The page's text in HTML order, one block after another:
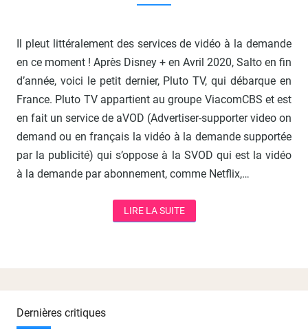
STREAMING
VAUT-
LE
COUP
?
?
Il pleut littéralement des services de vidéo à la demande
en ce moment ! Après Disney + en Avril 2020, Salto en fin
d’année, voici le petit dernier, Pluto TV, qui débarque en
France. Pluto TV appartient au groupe ViacomCBS et est
en fait un service de aVOD (Advertiser-supporter video on
demand ou en français la vidéo à la demande supportée
par la publicité) qui s’oppose à la SVOD qui est la vidéo
à la demande par abonnement, comme Netflix,…
LIRE LA SUITELIRE LA SUITE
Dernières critiques